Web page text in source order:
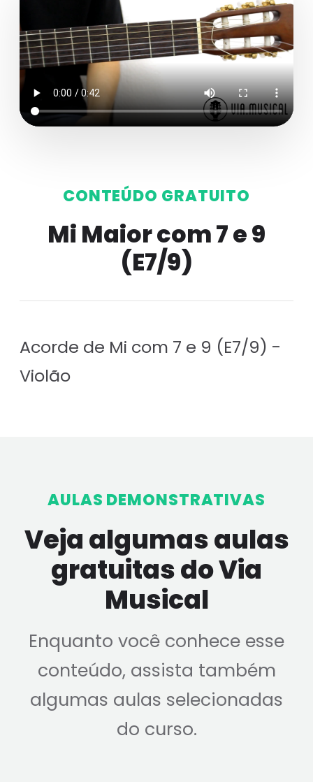
CONTEÚDO GRATUITO
Mi Maior com 7 e 9
(E7/9)
Acorde de Mi com 7 e 9 (E7/9) -
Violão
AULAS DEMONSTRATIVAS
Veja algumas aulas
gratuitas do Via
Musical
Enquanto você conhece esse
conteúdo, assista também
algumas aulas selecionadas
do curso.